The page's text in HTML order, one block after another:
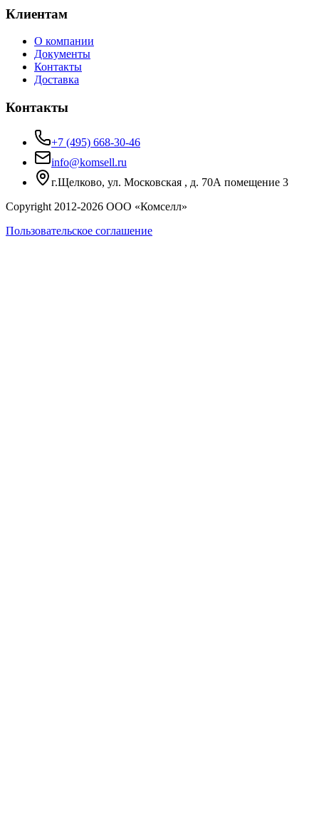
Клиентам
О компании
Документы
Контакты
Доставка
Контакты
+7 (495) 668-30-46
info@komsell.ru
г.Щелково, ул. Московская , д. 70А помещение 3
Copyright 2012-2026 ООО «Комселл»
Пользовательское соглашение